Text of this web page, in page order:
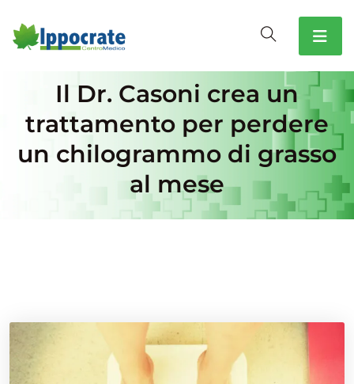
Il Dr. Casoni crea un
trattamento per perdere
un chilogrammo di grasso
al mese